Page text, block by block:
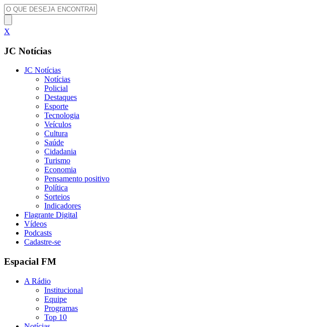
X
JC Notícias
JC Notícias
Notícias
Policial
Destaques
Esporte
Tecnologia
Veículos
Cultura
Saúde
Cidadania
Turismo
Economia
Pensamento positivo
Política
Sorteios
Indicadores
Flagrante Digital
Vídeos
Podcasts
Cadastre-se
Espacial FM
A Rádio
Institucional
Equipe
Programas
Top 10